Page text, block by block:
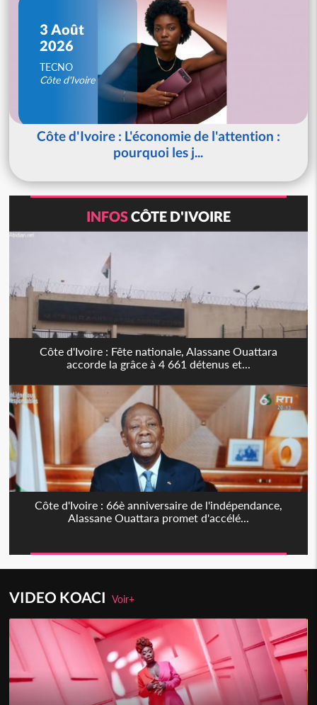
3 Août
2026
TECNO
Côte d'Ivoire
Côte d'Ivoire : L'économie de l'attention :
pourquoi les j...
INFOSCÔTE D'IVOIRE
Côte d'Ivoire : Fête nationale, Alassane Ouattara
accorde la grâce à 4 661 détenus et...
Côte d'Ivoire : 66è anniversaire de l'indépendance,
Alassane Ouattara promet d'accélé...
VIDEO KOACIVoir+